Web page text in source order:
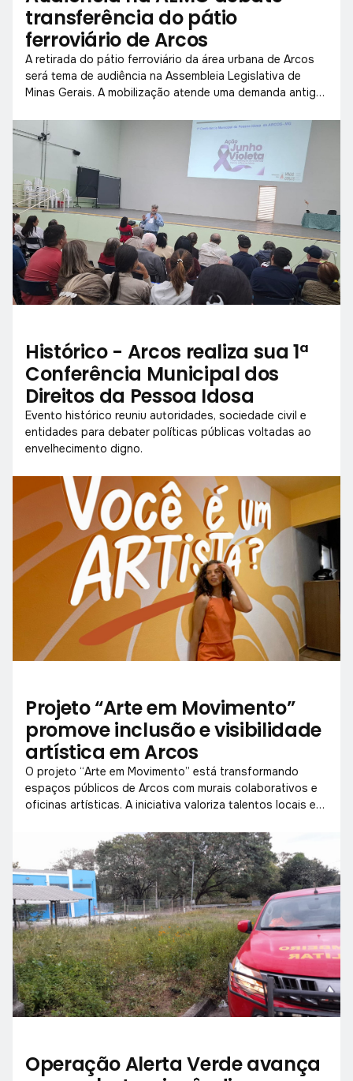
transferência do pátio
ferroviário de Arcos
A retirada do pátio ferroviário da área urbana de Arcos
será tema de audiência na Assembleia Legislativa de
Minas Gerais. A mobilização atende uma demanda antiga
trânsito e riscos à segurança.
Histórico - Arcos realiza sua 1ª
Conferência Municipal dos
Direitos da Pessoa Idosa
Evento histórico reuniu autoridades, sociedade civil e
entidades para debater políticas públicas voltadas ao
envelhecimento digno.
Projeto “Arte em Movimento”
promove inclusão e visibilidade
artística em Arcos
O projeto “Arte em Movimento” está transformando
espaços públicos de Arcos com murais colaborativos e
oficinas artísticas. A iniciativa valoriza talentos locais e
Operação Alerta Verde avança